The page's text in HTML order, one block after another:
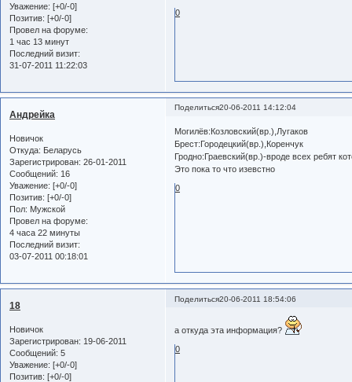
Уважение: [+0/-0]
Позитив: [+0/-0]
Провел на форуме:
1 час 13 минут
Последний визит:
31-07-2011 11:22:03
0
Поделиться20-06-2011 14:12:04
Андрейка
Новичок
Откуда: Беларусь
Зарегистрирован: 26-01-2011
Сообщений: 16
Уважение: [+0/-0]
Позитив: [+0/-0]
Пол: Мужской
Провел на форуме:
4 часа 22 минуты
Последний визит:
03-07-2011 00:18:01
Могилёв:Козловский(вр.),Лугаков
Брест:Городецкий(вр.),Коренчук
Гродно:Граевский(вр.)-вроде всех ребят
Это пока то что изевстно
0
Поделиться20-06-2011 18:54:06
18
Новичок
Зарегистрирован: 19-06-2011
Сообщений: 5
Уважение: [+0/-0]
Позитив: [+0/-0]
а откуда эта информация?
0